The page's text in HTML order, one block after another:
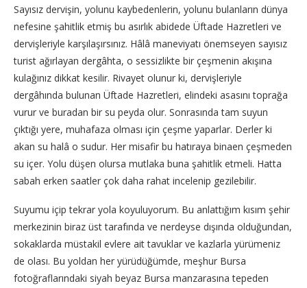
Sayısız dervişin, yolunu kaybedenlerin, yolunu bulanların dünya
nefesine şahitlik etmiş bu asırlık abidede Üftade Hazretleri ve
dervişleriyle karşılaşırsınız. Hâlâ maneviyatı önemseyen sayısız
turist ağırlayan dergâhta, o sessizlikte bir çeşmenin akışına
kulağınız dikkat kesilir. Rivayet olunur ki, dervişleriyle
dergâhında bulunan Üftade Hazretleri, elindeki asasını toprağa
vurur ve buradan bir su peyda olur. Sonrasında tam suyun
çıktığı yere, muhafaza olması için çeşme yaparlar. Derler ki
akan su halâ o sudur. Her misafir bu hatıraya binaen çeşmeden
su içer. Yolu düşen olursa mutlaka buna şahitlik etmeli. Hatta
sabah erken saatler çok daha rahat incelenip gezilebilir.
Suyumu içip tekrar yola koyuluyorum. Bu anlattığım kısım şehir
merkezinin biraz üst tarafında ve nerdeyse dışında olduğundan,
sokaklarda müstakil evlere ait tavuklar ve kazlarla yürümeniz
de olası. Bu yoldan her yürüdüğümde, meşhur Bursa
fotoğraflarındaki siyah beyaz Bursa manzarasına tepeden